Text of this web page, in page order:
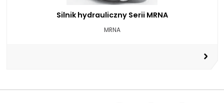
Silnik hydrauliczny Serii MRNA
MRNA